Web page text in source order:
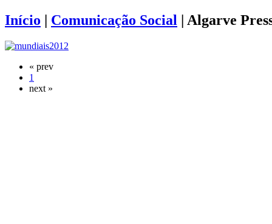
Início | Comunicação Social | Algarve
« prev
1
next »